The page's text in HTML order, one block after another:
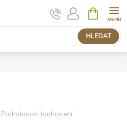
HLEDAT
NÁKUPNÍ
KOŠÍK
Podrobnosti hodnocení